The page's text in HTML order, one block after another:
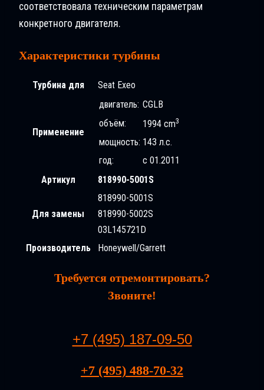
соответствовала техническим параметрам
конкретного двигателя.
Характеристики турбины
Турбина для Seat Exeo
Применение
двигатель: CGLB
объём:
1994 cm3
мощность: 143 л.с.
год:
с 01.2011
Артикул
818990-5001S
Для замены
818990-5001S
818990-5002S
03L145721D
Производитель
Honeywell/Garrett
Требуется отремонтировать?
Звоните!
+7 (495) 187-09-50
+7 (495) 488-70-32